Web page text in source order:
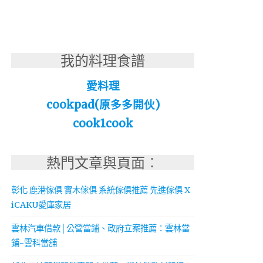
我的料理食譜
愛料理
cookpad(原多多開伙)
cook1cook
熱門文章與頁面︰
彰化 鹿港傢俱 實木傢俱 系統傢俱推薦 先進傢俱 X
iCAKU愛庫家居
雲林汽車借款│公營當鋪、政府立案推薦：雲林當
鋪-雲科當舖